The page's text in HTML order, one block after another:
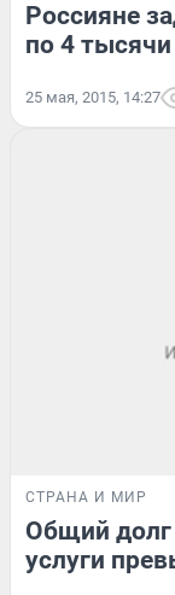
Россияне
по 4 тысячи
25 мая, 2015, 14:27
СТРАНА И МИР
Общий долг
услуги